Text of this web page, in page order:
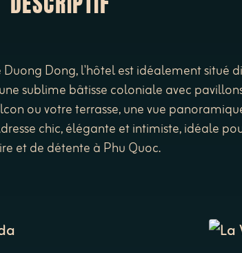
Dong, l'hôtel est idéalement situé
sublime bâtisse coloniale avec
ou votre terrasse, une vue
chic, élégante et intimiste, idéale
et de détente à Phu Quoc.